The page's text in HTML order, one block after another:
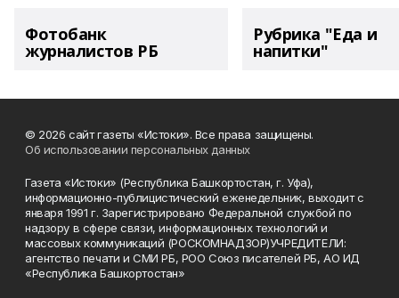
Фотобанк
журналистов РБ
Рубрика "Еда и
напитки"
© 2026 сайт газеты «Истоки». Все права защищены.
Об использовании персональных данных
Газета «Истоки» (Республика Башкортостан, г. Уфа),
информационно-публицистический еженедельник, выходит с
января 1991 г. Зарегистрировано Федеральной службой по
надзору в сфере связи, информационных технологий и
массовых коммуникаций (РОСКОМНАДЗОР)УЧРЕДИТЕЛИ:
агентство печати и СМИ РБ, РОО Союз писателей РБ, АО ИД
«Республика Башкортостан»